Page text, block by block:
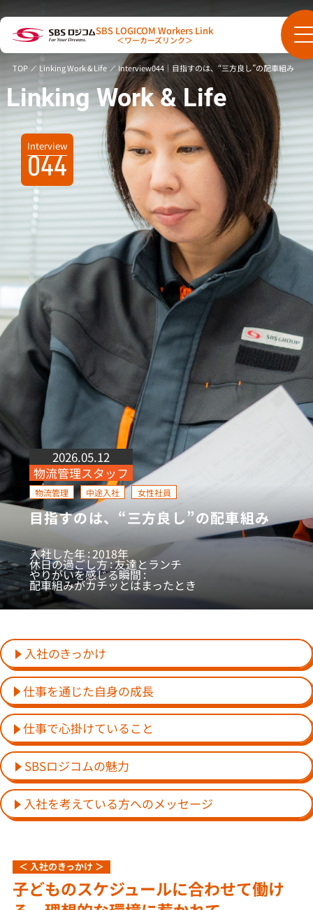
SBS LOGICOM Workers Link
＜ワーカーズリンク＞
TOP Linking Work & Life Interview044｜目指すのは、“三方良し”の配車組み
Interview
044
Linking Work & Life
2026.05.12
物流管理スタッフ
物流管理 中途入社 女性社員
目指すのは、“三方良し”の配車組み
入社した年 2018年
休日の過ごし方 友達とランチ
やりがいを感じる瞬間
配車組みがカチッとはまったとき
入社のきっかけ
仕事を通じた自身の成長
仕事で心掛けていること
SBSロジコムの魅力
入社を考えている方へのメッセージ
＜ 入社のきっかけ ＞
子どものスケジュールに合わせて働け